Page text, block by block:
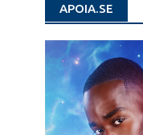
APOIA.SE